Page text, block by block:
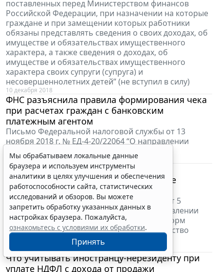
поставленных перед Министерством финансов
Российской Федерации, при назначении на которые
граждане и при замещении которых работники
обязаны представлять сведения о своих доходах, об
имуществе и обязательствах имущественного
характера, а также сведения о доходах, об
имуществе и обязательствах имущественного
характера своих супруги (супруга) и
несовершеннолетних детей” (не вступил в силу)
10 декабря 2018
ФНС разъяснила правила формирования чека
при расчетах граждан с банковским
платежным агентом
Письмо Федеральной налоговой службы от 13
ноября 2018 г. № ЕД-4-20/22064 “О направлении
методических указаний”
10 декабря 2018
Отчетность по налогу на имущество
организаций: приведены контрольные
соотношения показателей форм
Письмо Федеральной налоговой службы от 5
декабря 2018 г. № БС-4-21/23605@ “О направлении
контрольных соотношений показателей форм
налоговой отчетности по налогу на имущество
10 декабря 2018
Что учитывать иностранцу-нерезиденту при
уплате НДФЛ с дохода от продажи
Мы обрабатываем локальные данные
браузера и используем инструменты
аналитики в целях улучшения и обеспечения
работоспособности сайта, статистических
исследований и обзоров. Вы можете
запретить обработку указанных данных в
настройках браузера. Пожалуйста,
ознакомьтесь с условиями их обработки.
Принять